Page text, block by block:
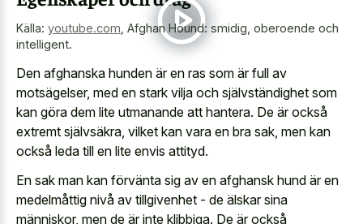
Källa: youtube.com Afghan Hound: smidig, oberoende och
intelligent.
Den afghanska hunden är en ras som är full av
motsägelser, med en stark vilja och självständighet som
kan göra dem lite utmanande att hantera. De är också
extremt självsäkra, vilket kan vara en bra sak, men kan
också leda till en lite envis attityd.
En sak man kan förvänta sig av en afghansk hund är en
medelmåttig nivå av tillgivenhet - de älskar sina
människor, men de är inte klibbiga. De är också